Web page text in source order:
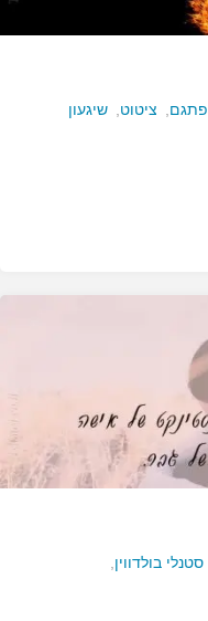
פתגם ציטוט שיגעון
סטנלי בולדווין